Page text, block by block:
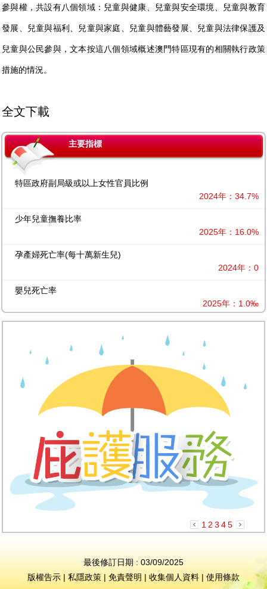
參與權，共設有八個領域：兒童與健康、兒童與安全環境、兒童與教育
發展、兒童與福利、兒童與家庭、兒童與體藝發展、兒童與法律保護及
兒童與公民參與，文本按這八個領域概述澳門特區現有的相關執行政策
措施的情況。
全文下載
主要指標
特區政府副局級或以上女性官員比例
2024年：34.7%
少年兒童撫養比率
2025年：16.0%
孕產婦死亡率(每十萬新生兒)
2024年：0
嬰兒死亡率
2025年：1.0‰
1 2 3 45
最後修訂日期 : 03/09/2025
版權告示 | 私隱政策 | 免責聲明 | 收集個人資料 | 使用條款